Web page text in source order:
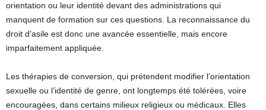
orientation ou leur identité devant des administrations qui
manquent de formation sur ces questions. La reconnaissance du
droit d’asile est donc une avancée essentielle, mais encore
imparfaitement appliquée.
Les thérapies de conversion, qui prétendent modifier l’orientation
sexuelle ou l’identité de genre, ont longtemps été tolérées, voire
encouragées, dans certains milieux religieux ou médicaux. Elles